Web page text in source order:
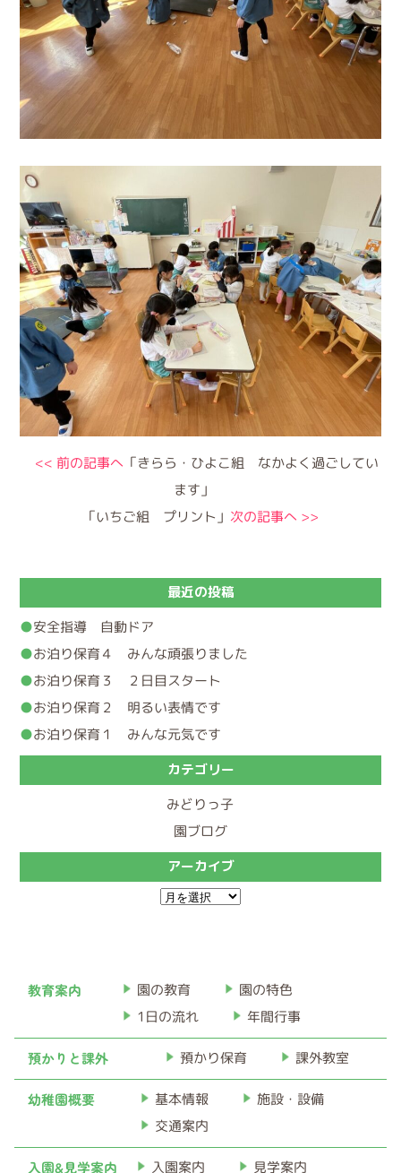
<< 前の記事へ 「きらら・ひよこ組 なかよく過ごしてい
ます」
「いちご組 プリント」 次の記事へ >>
最近の投稿
安全指導 自動ドア
お泊り保育４ みんな頑張りました
お泊り保育３ ２日目スタート
お泊り保育２ 明るい表情です
お泊り保育１ みんな元気です
カテゴリー
みどりっ子
園ブログ
アーカイブ
イ
教育案内 園の教育 園の特色
1日の流れ 年間行事
預かりと課外 預かり保育 課外教室
幼稚園概要 基本情報 施設・設備
交通案内
入園&見学案内 入園案内 見学案内